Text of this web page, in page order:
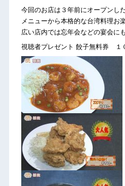
今回のお店は３年前にオープンし
メニューから本格的な台湾料理お
広い店内では忘年会などの宴会に
視聴者プレゼント 餃子無料券 １